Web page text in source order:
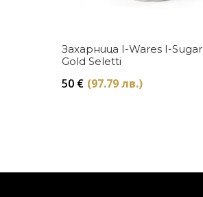
Купи
Захарница I-Wares I-Sugar
Gold Seletti
50 € (97.79 лв.)